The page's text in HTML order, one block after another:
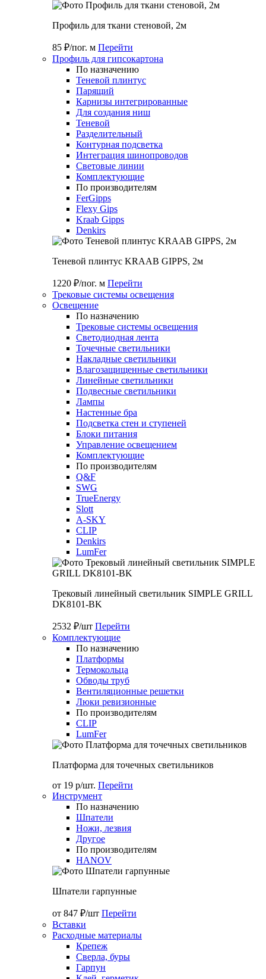
Профиль для ткани стеновой, 2м
85 ₽/пог. м Перейти
Профиль для гипсокартона
По назначению
Теневой плинтус
Парящий
Карнизы интегрированные
Для создания ниш
Теневой
Разделительный
Контурная подсветка
Интеграция шинопроводов
Световые линии
Комплектующие
По производителям
FerGipps
Flexy Gips
Kraab Gipps
Denkirs
Теневой плинтус KRAAB GIPPS, 2м
1220 ₽/пог. м Перейти
Трековые системы освещения
Освещение
По назначению
Трековые системы освещения
Светодиодная лента
Точечные светильники
Накладные светильники
Влагозащищенные светильники
Линейные светильники
Подвесные светильники
Лампы
Настенные бра
Подсветка стен и ступеней
Блоки питания
Управление освещением
Комплектующие
По производителям
Q&F
SWG
TrueEnergy
Slott
A-SKY
CLIP
Denkirs
LumFer
Трековый линейный светильник SIMPLE GRILL
DK8101-BK
2532 ₽/шт Перейти
Комплектующие
По назначению
Платформы
Термокольца
Обводы труб
Вентиляционные решетки
Люки ревизионные
По производителям
CLIP
LumFer
Платформа для точечных светильников
от 19 р/шт. Перейти
Инструмент
По назначению
Шпатели
Ножи, лезвия
Другое
По производителям
HANOV
Шпатели гарпунные
от 847 ₽/шт Перейти
Вставки
Расходные материалы
Крепеж
Сверла, буры
Гарпун